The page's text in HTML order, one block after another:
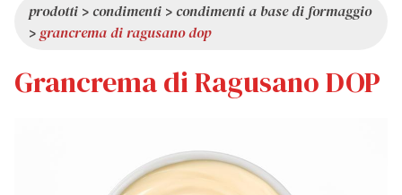
CATALOGO
SERVIZI
ULTIME NOVITÀ
PREMI
RASSEGNA STAMPA
CHI SIAMO
QUALITÀ
VALORI
LAVORA CON NOI
prodotti >condimenti >condimenti a base di formaggio
>grancrema di ragusano dop
Grancrema di Ragusano DOP